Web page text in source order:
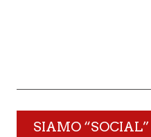
SIAMO “SOCIAL”